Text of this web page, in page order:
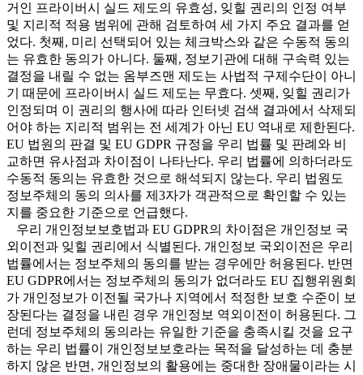
거인 프라이버시 실드 제도의 유효성, 잊힐 권리의 인정 여부
및 지리적 적용 범위에 관해 검토하여 세 가지 주요 결과를 얻
었다. 첫째, 미리 선택되어 있는 체크박스와 같은 수동적 동의
는 유효한 동의가 아니다. 둘째, 정보기관에 대해 구속력 있는
결정을 내릴 수 없는 옴부즈맨 제도는 사법적 구제수단이 아니
기 때문에 프라이버시 실드 제도는 무효다. 셋째, 잊힐 권리가
인정되며 이 권리의 행사에 따라 인터넷 검색 결과에서 삭제되
어야 하는 지리적 범위는 전 세계가 아닌 EU 역내로 제한된다.
EU 법원의 판결 및 EU GDPR 규정을 우리 법률 및 판례와 비
교하면 유사점과 차이점이 나타난다. 우리 법률에 의하더라도
수동적 동의는 유효한 것으로 해석되지 않는다. 우리 법원도
정보주체의 동의 의사를 제3자가 객관적으로 확인할 수 있는
지를 중요한 기준으로 언급했다.
우리 개인정보보호법과 EU GDPR의 차이점은 개인정보 국
외이전과 잊힐 권리에서 식별된다. 개인정보 국외이전은 우리
법률에서는 정보주체의 동의를 받는 경우에만 허용된다. 반면
EU GDPR에서는 정보주체의 동의가 없더라도 EU 집행위원회
가 개인정보가 이전될 국가나 지역에서 적정한 보호 수준이 보
장된다는 결정을 내린 경우 개인정보 역외이전이 허용된다. 그
런데 정보주체의 동의라는 유일한 기준을 충족시킬 것을 요구
하는 우리 법률이 개인정보보호라는 목적을 달성하는 데 충분
하지 않은 반면, 개인정보의 활용에는 중대한 장애물이라는 시